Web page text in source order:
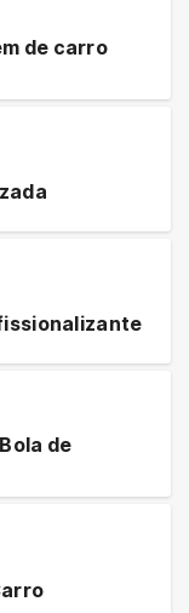
de carro
de